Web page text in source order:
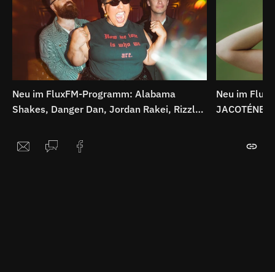
Neu im FluxFM-Programm: Alabama
Shakes, Danger Dan, Jordan Rakei, Rizzle
Neu im
JACOTÉNE,